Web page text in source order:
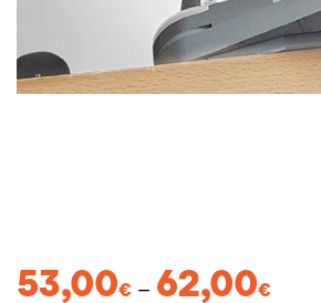
53,00€ – 62,00€